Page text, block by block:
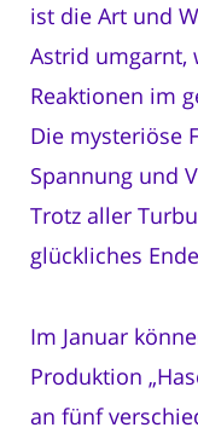
ist die Art und
Astrid umgarnt,
Reaktionen im
Die mysteriöse
Spannung und
Trotz aller
glückliches
Im Januar
Produktion
an fünf